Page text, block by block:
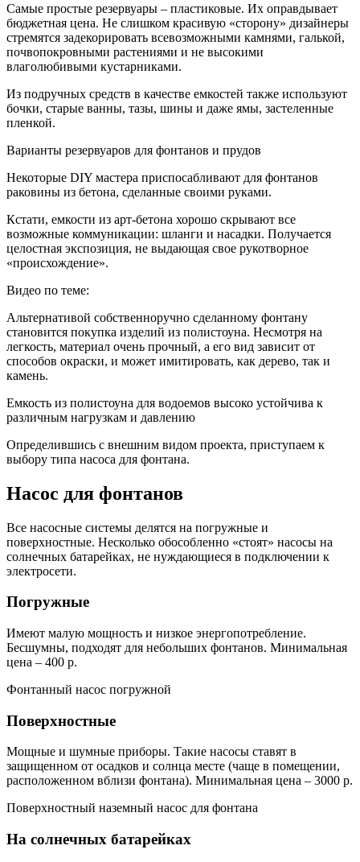
Самые простые резервуары – пластиковые. Их оправдывает
бюджетная цена. Не слишком красивую «сторону» дизайнеры
стремятся задекорировать всевозможными камнями, галькой,
почвопокровными растениями и не высокими
влаголюбивыми кустарниками.
Из подручных средств в качестве емкостей также используют
бочки, старые ванны, тазы, шины и даже ямы, застеленные
пленкой.
Варианты резервуаров для фонтанов и прудов
Некоторые DIY мастера приспосабливают для фонтанов
раковины из бетона, сделанные своими руками.
Кстати, емкости из арт-бетона хорошо скрывают все
возможные коммуникации: шланги и насадки. Получается
целостная экспозиция, не выдающая свое рукотворное
«происхождение».
Видео по теме:
Альтернативой собственноручно сделанному фонтану
становится покупка изделий из полистоуна. Несмотря на
легкость, материал очень прочный, а его вид зависит от
способов окраски, и может имитировать, как дерево, так и
камень.
Емкость из полистоуна для водоемов высоко устойчива к
различным нагрузкам и давлению
Определившись с внешним видом проекта, приступаем к
выбору типа насоса для фонтана.
Насос для фонтанов
Все насосные системы делятся на погружные и
поверхностные. Несколько обособленно «стоят» насосы на
солнечных батарейках, не нуждающиеся в подключении к
электросети.
Погружные
Имеют малую мощность и низкое энергопотребление.
Бесшумны, подходят для небольших фонтанов. Минимальная
цена – 400 р.
Фонтанный насос погружной
Поверхностные
Мощные и шумные приборы. Такие насосы ставят в
защищенном от осадков и солнца месте (чаще в помещении,
расположенном вблизи фонтана). Минимальная цена – 3000 р.
Поверхностный наземный насос для фонтана
На солнечных батарейках